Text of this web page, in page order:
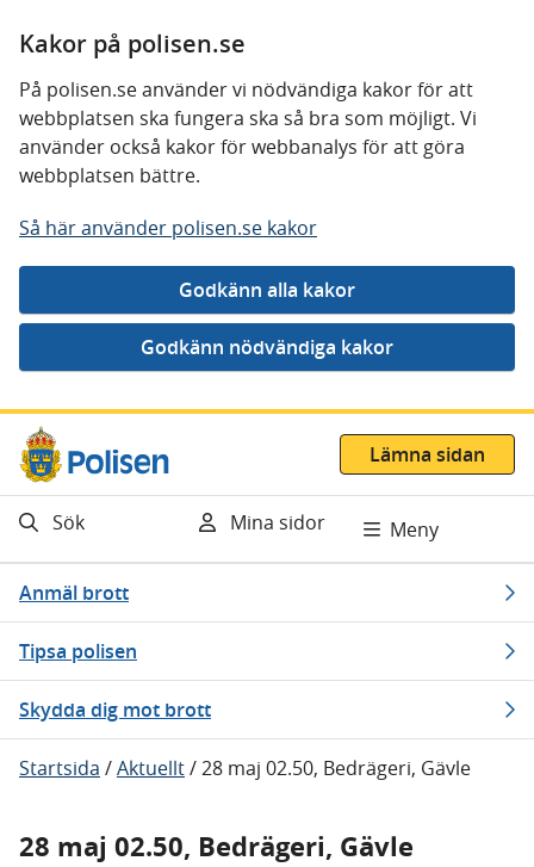
Kakor på polisen.se
På polisen.se använder vi nödvändiga kakor för att
webbplatsen ska fungera ska så bra som möjligt. Vi
använder också kakor för webbanalys för att göra
webbplatsen bättre.
Så här använder polisen.se kakor
Gå direkt till innehåll
Lämna sidan
Sök Mina sidor Meny
Anmäl brott
Tipsa polisen
Skydda dig mot brott
Startsida /Aktuellt/28 maj 02.50, Bedrägeri, Gävle
28 maj 02.50, Bedrägeri, Gävle